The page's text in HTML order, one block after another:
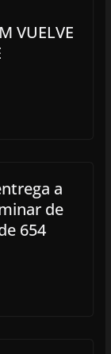
VUELVE
a
de
654